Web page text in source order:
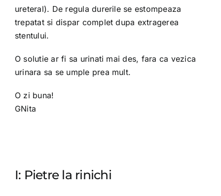
ureteral). De regula durerile se estompeaza
trepatat si dispar complet dupa extragerea
stentului.
O solutie ar fi sa urinati mai des, fara ca vezica
urinara sa se umple prea mult.
O zi buna!
GNita
I: Pietre la rinichi